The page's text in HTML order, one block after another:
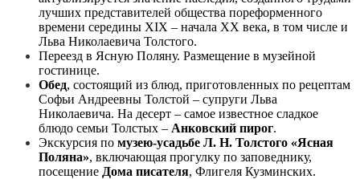
лучших представителей общества пореформенного
времени середины XIX – начала XX века, в том числе и
Льва Николаевича Толстого.
Переезд в Ясную Поляну. Размещение в музейной
гостинице.
Обед, состоящий из блюд, приготовленных по рецептам
Софьи Андреевны Толстой – супруги Льва
Николаевича. На десерт – самое известное сладкое
блюдо семьи Толстых – Анковский пирог.
Экскурсия по музею-усадьбе Л. Н. Толстого «Ясная
Поляна», включающая прогулку по заповеднику,
посещение Дома писателя, Флигеля Кузминских.